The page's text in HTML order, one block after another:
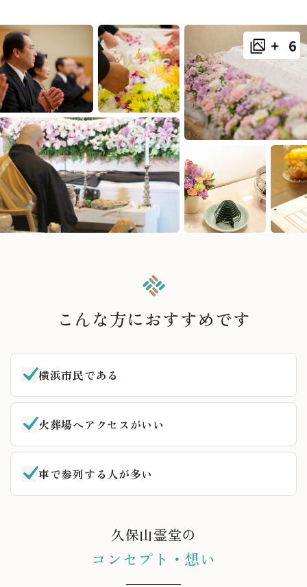
6
こんな方におすすめです
横浜市民である
火葬場へアクセスがいい
車で参列する人が多い
久保山霊堂の
コンセプト・想い